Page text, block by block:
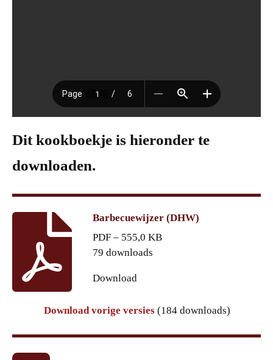
Dit kookboekje is hieronder te
downloaden.
Barbecuewijzer (DHW)
PDF – 555,0 KB
79 downloads
Download
Download vorige versies (184 downloads)